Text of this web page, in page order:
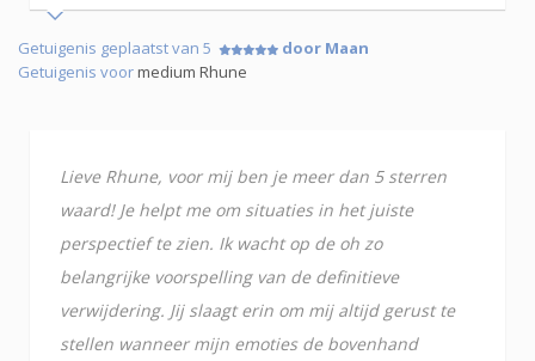
Getuigenis geplaatst van 5
door Maan
Getuigenis voormedium Rhune
Lieve Rhune, voor mij ben je meer dan 5 sterren
waard! Je helpt me om situaties in het juiste
perspectief te zien. Ik wacht op de oh zo
belangrijke voorspelling van de definitieve
verwijdering. Jij slaagt erin om mij altijd gerust te
stellen wanneer mijn emoties de bovenhand